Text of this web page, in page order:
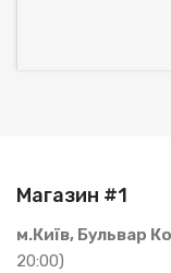
Магазин #1
м.Київ, Бульвар
20:00)